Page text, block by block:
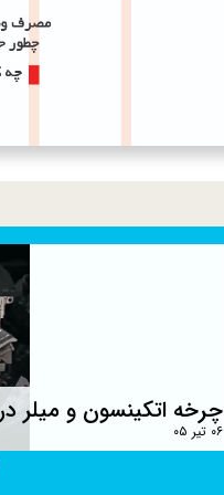
چرخه اتکینسون و میلر
۰۶ تیر ۰۵